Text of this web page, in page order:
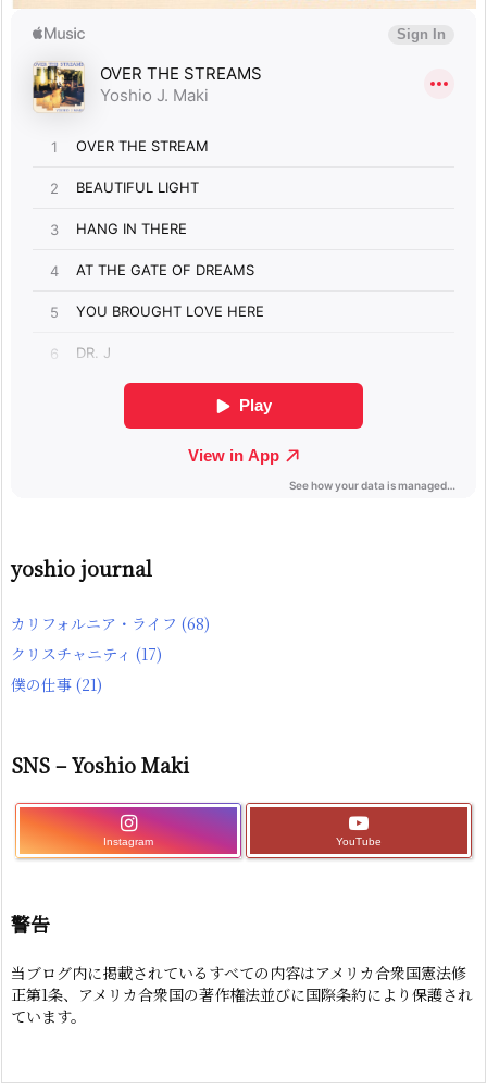
yoshio journal
カリフォルニア・ライフ (68)
クリスチャニティ (17)
僕の仕事 (21)
SNS – Yoshio Maki
Instagram YouTube
警告
当ブログ内に掲載されているすべての内容はアメリカ合衆国憲法修
正第1条、アメリカ合衆国の著作権法並びに国際条約により保護され
ています。